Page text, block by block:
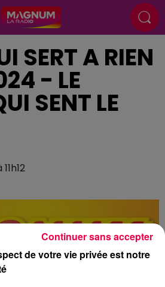
SERT A RIEN
- LE
SENT LE
de votre vie privée est notre
Continuer sans accepter